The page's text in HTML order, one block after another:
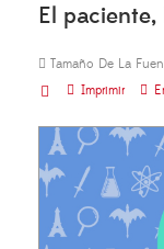
El paciente,
Tamaño De La
Imprimir